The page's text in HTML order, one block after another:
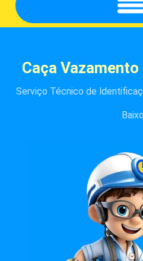
Caça Vazamento
Serviço Técnico de
Baixo